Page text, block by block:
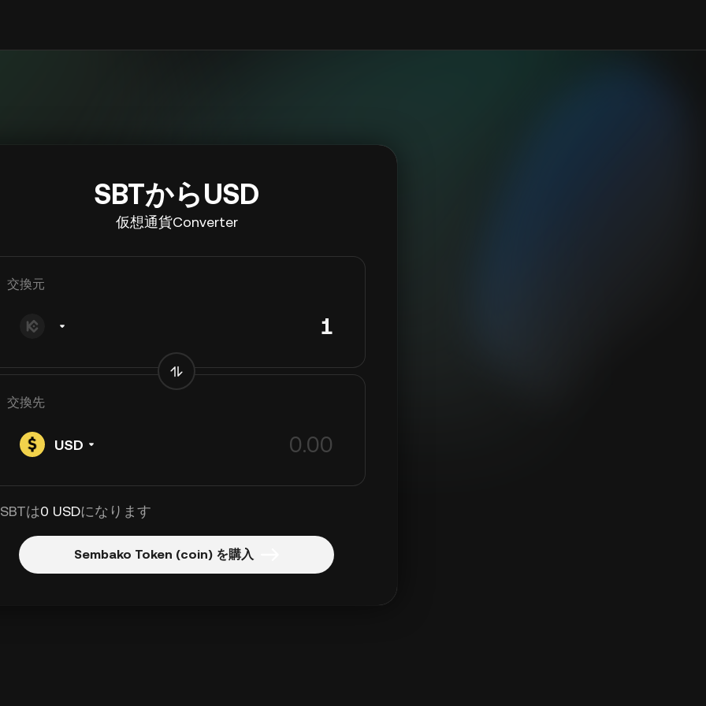
SBTからUSD
仮想通貨Converter
交換元
交換先
USD
は0 USDになります
Sembako Token (coin) を購入